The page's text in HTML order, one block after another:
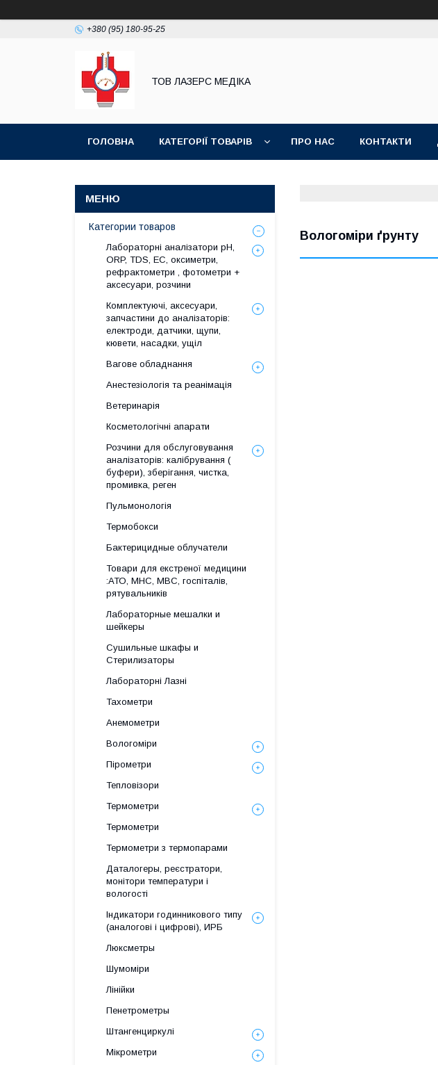
+380 (95) 180-95-25
ТОВ ЛАЗЕРС МЕДІКА
ГОЛОВНА КАТЕГОРІЇ ТОВАРІВ ПРО НАС КОНТАКТИ
Вологоміри ґрунту
Категории товаров
Лабораторні аналізатори pH,
ORP, TDS, EC, оксиметри,
рефрактометри , фотометри +
аксесуари, розчини
Комплектуючі, аксесуари,
запчастини до аналізаторів:
електроди, датчики, щупи,
кювети, насадки, ущіл
Вагове обладнання
Анестезіологія та реанімація
Ветеринарія
Косметологічні апарати
Розчини для обслуговування
аналізаторів: калібрування (
буфери), зберігання, чистка,
промивка, реген
Пульмонологія
Термобокси
Бактерицидные облучатели
Товари для екстреної медицини
:АТО, МНС, МВС, госпіталів,
рятувальників
Лабораторные мешалки и
шейкеры
Сушильные шкафы и
Стерилизаторы
Лабораторні Лазні
Тахометри
Анемометри
Вологоміри
Пірометри
Тепловізори
Термометри
Термометри
Термометри з термопарами
Даталогеры, реєстратори,
монітори температури і
вологості
Індикатори годинникового типу
(аналогові і цифрові), ИРБ
Люксметры
Шумоміри
Лінійки
Пенетрометры
Штангенциркулі
Мікрометри